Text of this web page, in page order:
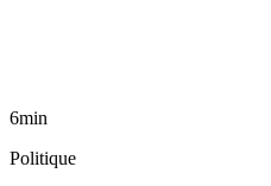
6min
Politique